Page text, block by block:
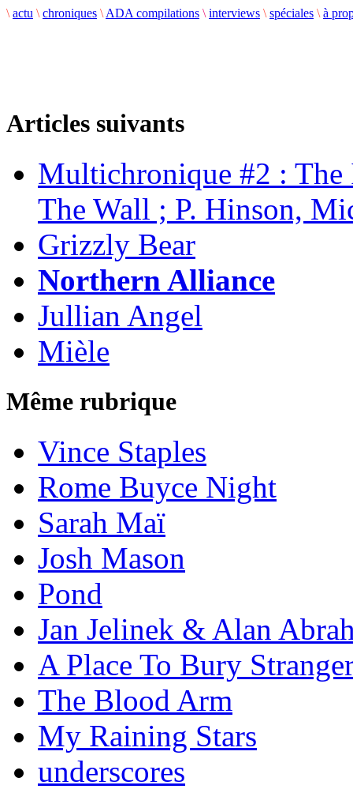
\ actu \ chroniques \ ADA compilations \ interviews \ spéciales \ à
Articles suivants
Multichronique #2 :
The Wall ; P. Hinson,
Grizzly Bear
Northern Alliance
Jullian Angel
Mièle
Même rubrique
Vince Staples
Rome Buyce Night
Sarah Maï
Josh Mason
Pond
Jan Jelinek & Alan
A Place To Bury
The Blood Arm
My Raining Stars
underscores